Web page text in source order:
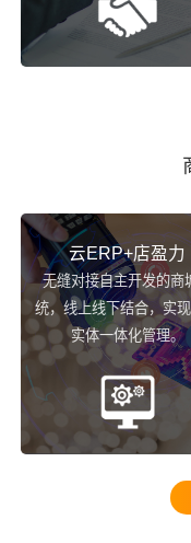
云ERP+店盈力
无缝对接自主开发的商
统，线上线下结合，实
实体一体化管理。